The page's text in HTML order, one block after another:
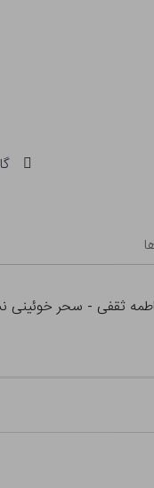
ثقفی - سحر خوئینی